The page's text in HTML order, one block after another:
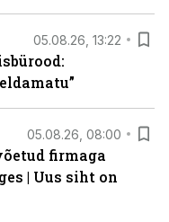
05.08.26, 13:22
05.08.26, 08:00
firmaga
| Uus siht on